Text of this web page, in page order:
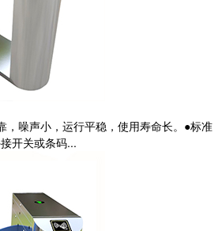
，噪声小，运行平稳，使用寿命长。●标准
开关或条码...